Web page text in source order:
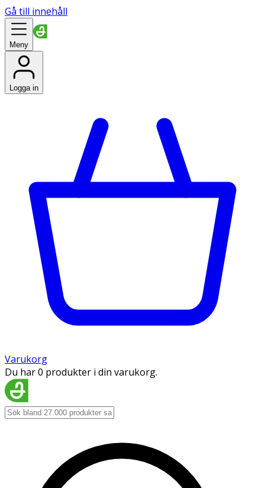
Gå till innehåll
Meny
Logga in
Varukorg
Du har 0 produkter i din varukorg.